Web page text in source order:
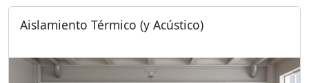
Aislamiento Térmico (y Acústico)